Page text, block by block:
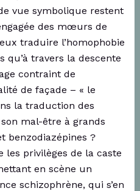
vue symbolique restent
des mœurs de
traduire l’homophobie
qu’à travers la descente
contraint de
de façade – « le
la traduction des
mal-être à grands
benzodiazépines ?
privilèges de la caste
en scène un
schizophrène, qui s’en